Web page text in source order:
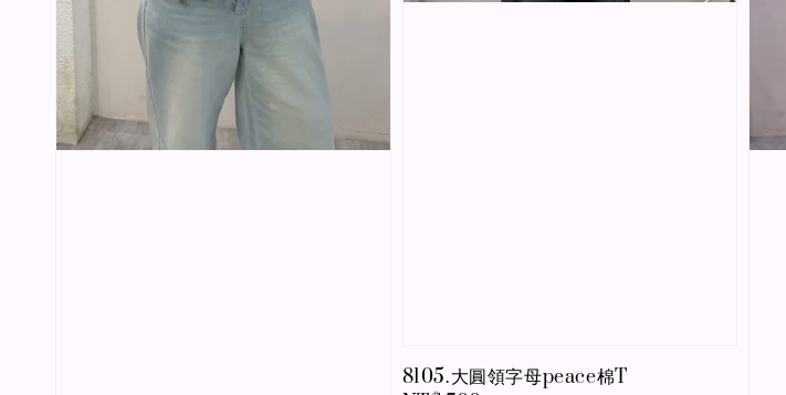
8105.大圓領字母peace棉T